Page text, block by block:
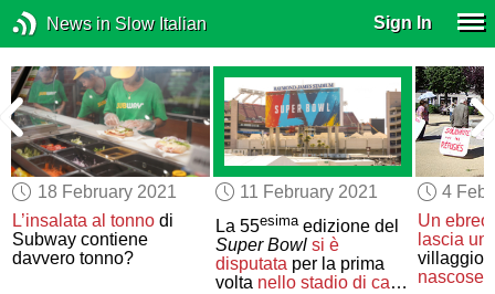
News in Slow Italian Sign In
18 February 2021
L’insalata al tonno di
Subway contiene
davvero tonno?
11 February 2021
La 55esimaedizione del
Super Bowl si è
disputataper la prima
volta nello stadio di casa
4
Un
lascia
villaggio
nascose